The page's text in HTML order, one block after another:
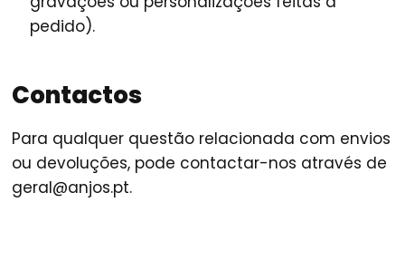
pedido).
Contactos
Para qualquer questão relacionada com envios
ou devoluções, pode contactar-nos através de
geral@anjos.pt.